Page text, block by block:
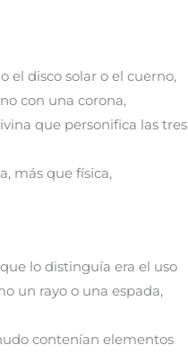
el disco solar o el cuerno,
con una corona,
que personifica las tres
más que física,
lo distinguía era el uso
un rayo o una espada,
contenían elementos